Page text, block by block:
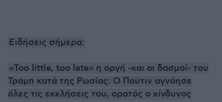
Ειδήσεις σήμερα:
«Too little, too late» η οργή -και οι δασμοί- του
Τραμπ κατά της Ρωσίας: Ο Πούτιν αγνόησε
όλες τις εκκλήσεις του, ορατός ο κίνδυνος